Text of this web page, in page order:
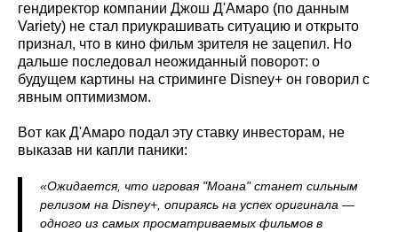
гендиректор компании Джош Д'Амаро (по данным
Variety) не стал приукрашивать ситуацию и открыто
признал, что в кино фильм зрителя не зацепил. Но
дальше последовал неожиданный поворот: о
будущем картины на стриминге Disney+ он говорил с
явным оптимизмом.
Вот как Д'Амаро подал эту ставку инвесторам, не
выказав ни капли паники:
«Ожидается, что игровая "Моана" станет сильным
релизом на Disney+, опираясь на успех оригинала —
одного из самых просматриваемых фильмов в